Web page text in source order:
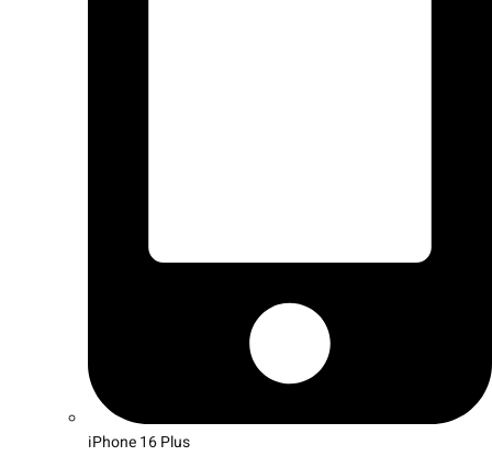
iPhone 16 Plus